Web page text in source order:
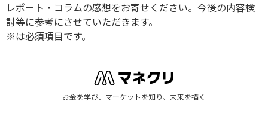
レポート・コラムの感想をお寄せください。今後の内容検
討等に参考にさせていただきます。
※は必須項目です。
お金を学び、マーケットを知り、未来を描く